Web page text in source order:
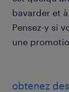
bavarder et
Pensez-y si
une
obtenez